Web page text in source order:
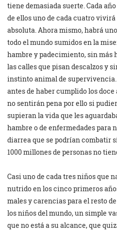
tiene demasiada suerte. Cada
de ellos uno de cada cuatro
absoluta. Ahora mismo, habrá
todo el mundo sumidos en la
hambre y padecimiento, sin más
las calles que pisan descalzos y
instinto animal de
antes de haber cumplido los
no sentirán pena por ello si
supieran la vida que les
hambre o de enfermedades para
diarrea que se podrían combatir
1000 millones de personas no
Casi uno de cada tres niños que
nutrido en los cinco primeros
males y carencias para el resto
los niños del mundo, un simple
que no está a su alcance, que